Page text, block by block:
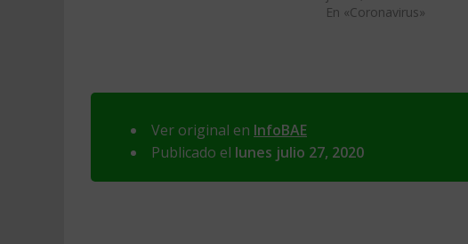
En «Coronavirus»
Ver original en InfoBAE
Publicado el lunes julio 27, 2020